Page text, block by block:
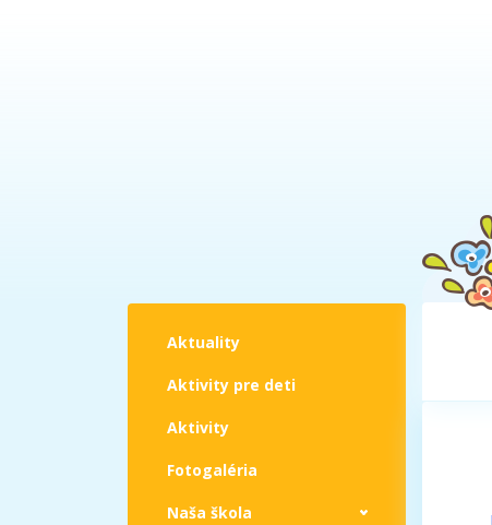
Aktuality
Aktivity pre deti
Aktivity
Fotogaléria
Naša škola